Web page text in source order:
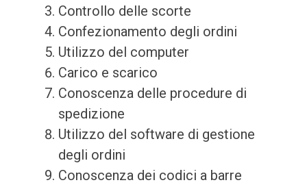
Controllo delle scorte
Confezionamento degli ordini
Utilizzo del computer
Carico e scarico
Conoscenza delle procedure di
spedizione
Utilizzo del software di gestione
degli ordini
Conoscenza dei codici a barre